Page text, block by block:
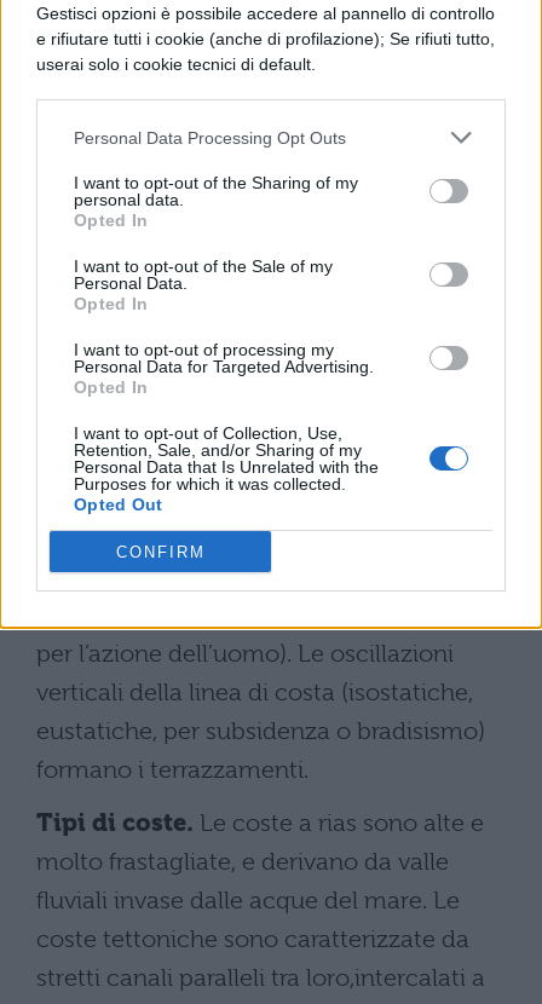
Gestisci opzioni è possibile accedere al pannello di controllo
e rifiutare tutti i cookie (anche di profilazione); Se rifiuti tutto,
userai solo i cookie tecnici di default.
Personal Data Processing Opt Outs
I want to opt-out of the Sharing of my
personal data.
Opted In
I want to opt-out of the Sale of my
Personal Data.
Opted In
I want to opt-out of processing my
Personal Data for Targeted Advertising.
Opted In
I want to opt-out of Collection, Use,
Retention, Sale, and/or Sharing of my
Personal Data that Is Unrelated with the
Purposes for which it was collected.
Opted Out
CONFIRM
materiali. Se le barre emergono, si
trasformano in cordoni litoranei, che
possono chiudere un baia o un’insenatura,
formando una laguna, che tenderà a
evolvere sino a diventare terraferma, per
l’apporto di sedimenti fluviali e la chiusura
La dinamica dei litorali.
mare sulle coste è ciclica: in una prima fase
prevale l’azione erosiva, poi i promotori
vengono progressivamente demoliti e le
insenature riempite di sedimenti, con la
formazione di cordoni litoranei che le
racchiudono (rettificazione della linea di
costa). In alcuni casi le coste sabbiose
per l’azione dell’uomo). Le oscillazioni
verticali della linea di costa (isostatiche,
eustatiche, per subsidenza o bradisismo)
formano i terrazzamenti.
Tipi di coste. Le coste a rias sono alte e
molto frastagliate, e derivano da valle
fluviali invase dalle acque del mare. Le
coste tettoniche sono caratterizzate da
stretti canali paralleli tra loro,intercalati a